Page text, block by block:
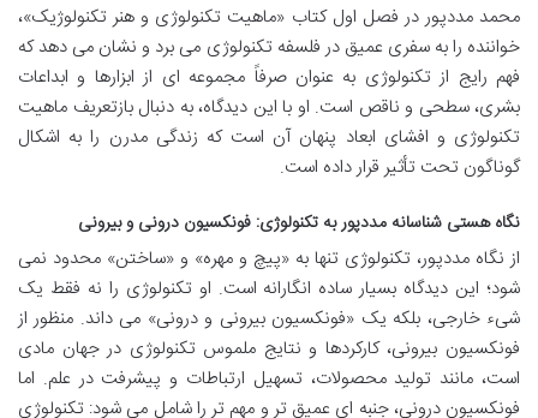
محمد مددپور در فصل اول کتاب «ماهیت تکنولوژی و هنر تکنولوژیک»،
خواننده را به سفری عمیق در فلسفه تکنولوژی می برد و نشان می دهد که
فهم رایج از تکنولوژی به عنوان صرفاً مجموعه ای از ابزارها و ابداعات
بشری، سطحی و ناقص است. او با این دیدگاه، به دنبال بازتعریف ماهیت
تکنولوژی و افشای ابعاد پنهان آن است که زندگی مدرن را به اشکال
گوناگون تحت تأثیر قرار داده است.
نگاه هستی شناسانه مددپور به تکنولوژی: فونکسیون درونی و بیرونی
از نگاه مددپور، تکنولوژی تنها به «پیچ و مهره» و «ساختن» محدود نمی
شود؛ این دیدگاه بسیار ساده انگارانه است. او تکنولوژی را نه فقط یک
شیء خارجی، بلکه یک «فونکسیون بیرونی و درونی» می داند. منظور از
فونکسیون بیرونی، کارکردها و نتایج ملموس تکنولوژی در جهان مادی
است، مانند تولید محصولات، تسهیل ارتباطات و پیشرفت در علم. اما
فونکسیون درونی، جنبه ای عمیق تر و مهم تر را شامل می شود: تکنولوژی